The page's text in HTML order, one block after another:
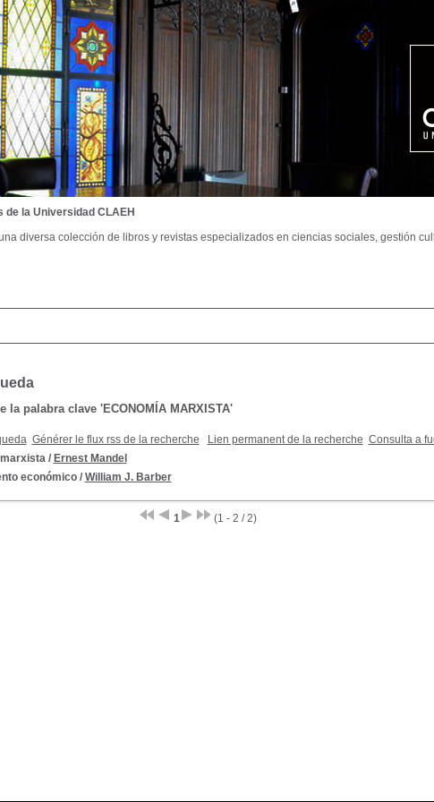
la palabra clave 'ECONOMÍA MARXISTA'
Générer le flux rss de la recherche Lien permanent de la recherche Consulta a
/ Ernest Mandel
económico/ William J. Barber
1 (1 - 2 / 2)
la Universidad CLAEH
diversa colección de libros y revistas especializados en ciencias sociales, gestión